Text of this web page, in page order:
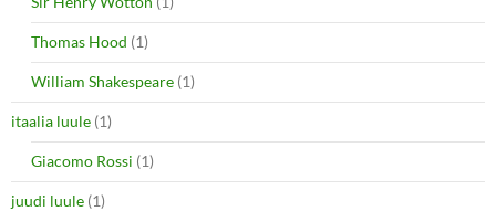
Thomas Hood (1)
William Shakespeare (1)
itaalia luule (1)
Giacomo Rossi (1)
juudi luule (1)